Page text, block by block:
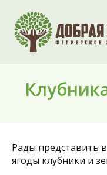
Рады представить
ягоды клубники и